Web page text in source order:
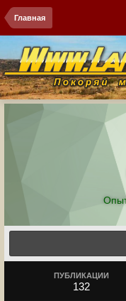
Главная
ПУБЛИКАЦИИ
132